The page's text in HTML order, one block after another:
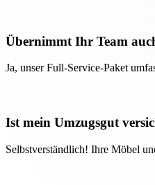
Übernimmt Ihr Team
Ja, unser Full-Service-Paket
Ist mein Umzugsgut
Selbstverständlich! Ihre Möbel